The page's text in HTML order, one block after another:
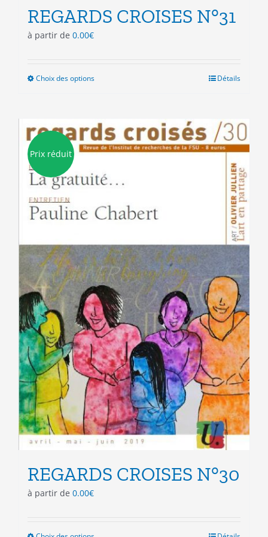
REGARDS CROISES N°31
à partir de 0.00€
Choix des optionsCe
variations.
Les
peuvent
être
sur
la
du
produit
Détails
Prix réduit
REGARDS CROISES N°30
à partir de 0.00€